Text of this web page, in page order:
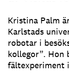
Kristina Palm
Karlstads
robotar i
kollegor”. Hon
fältexperiment